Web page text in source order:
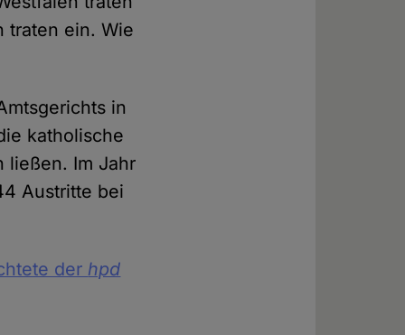
traten ein. Wie
in
katholische
ließen. Im Jahr
Austritte bei
der hpd